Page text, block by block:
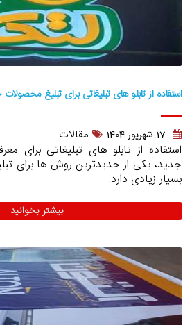
استفاده از تابلو های تبلیغاتی برای تبلیغ
17 شهريور 1404
مقالات
استفاده از تابلو های تبلیغاتی
جدید، یکی از جدیدترین روش ها برای
بسیار زیادی دارد.
بیشتر بخوانید